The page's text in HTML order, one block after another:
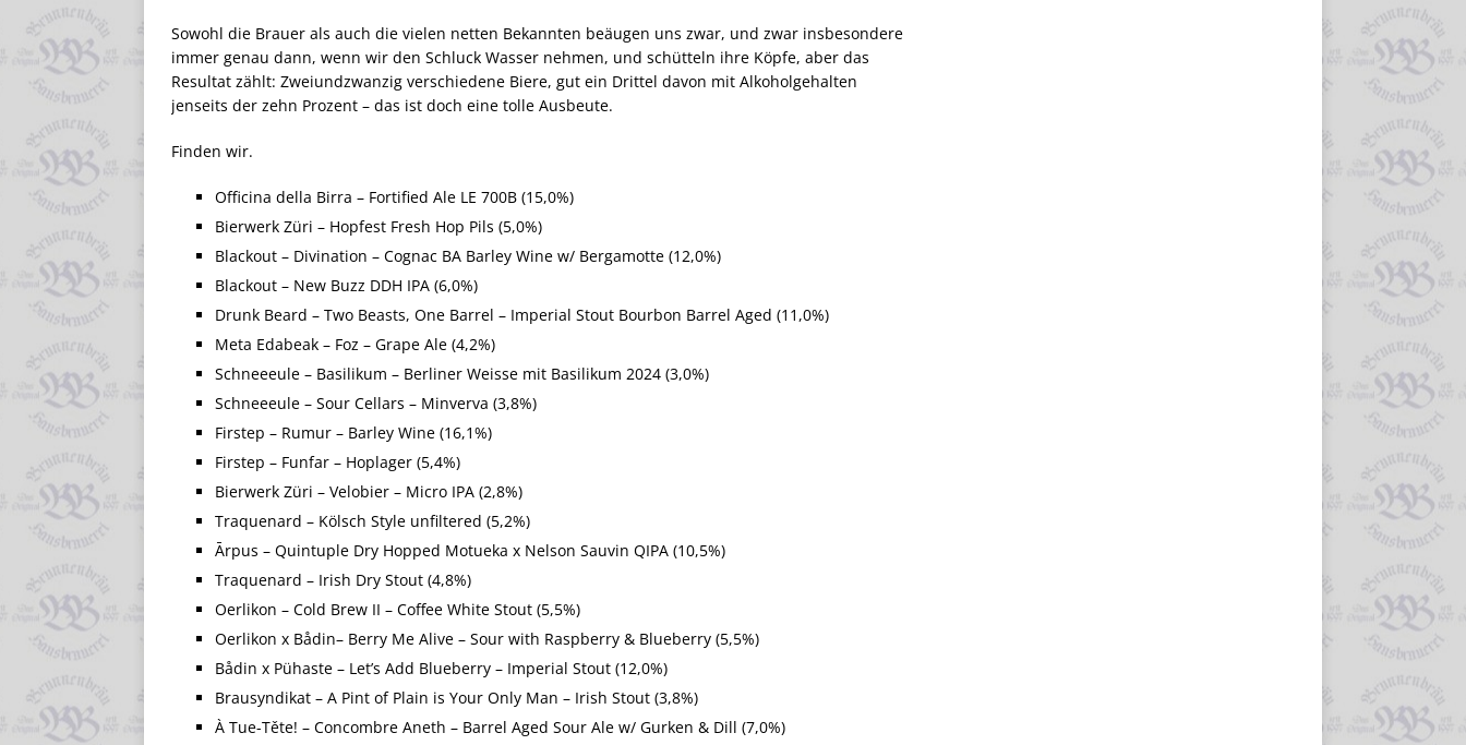
Sowohl die Brauer als auch die vielen netten Bekannten beäugen uns zwar, und zwar insbesondere
immer genau dann, wenn wir den Schluck Wasser nehmen, und schütteln ihre Köpfe, aber das
Resultat zählt: Zweiundzwanzig verschiedene Biere, gut ein Drittel davon mit Alkoholgehalten
jenseits der zehn Prozent – das ist doch eine tolle Ausbeute.
Finden wir.
Officina della Birra – Fortified Ale LE 700B (15,0%)
Bierwerk Züri – Hopfest Fresh Hop Pils (5,0%)
Blackout – Divination – Cognac BA Barley Wine w/ Bergamotte (12,0%)
Blackout – New Buzz DDH IPA (6,0%)
Drunk Beard – Two Beasts, One Barrel – Imperial Stout Bourbon Barrel Aged (11,0%)
Meta Edabeak – Foz – Grape Ale (4,2%)
Schneeeule – Basilikum – Berliner Weisse mit Basilikum 2024 (3,0%)
Schneeeule – Sour Cellars – Minverva (3,8%)
Firstep – Rumur – Barley Wine (16,1%)
Firstep – Funfar – Hoplager (5,4%)
Bierwerk Züri – Velobier – Micro IPA (2,8%)
Traquenard – Kölsch Style unfiltered (5,2%)
Ārpus – Quintuple Dry Hopped Motueka x Nelson Sauvin QIPA (10,5%)
Traquenard – Irish Dry Stout (4,8%)
Oerlikon – Cold Brew II – Coffee White Stout (5,5%)
Oerlikon x Bådin– Berry Me Alive – Sour with Raspberry & Blueberry (5,5%)
Bådin x Pühaste – Letʼs Add Blueberry – Imperial Stout (12,0%)
Brausyndikat – A Pint of Plain is Your Only Man – Irish Stout (3,8%)
À Tue-Těte! – Concombre Aneth – Barrel Aged Sour Ale w/ Gurken & Dill (7,0%)